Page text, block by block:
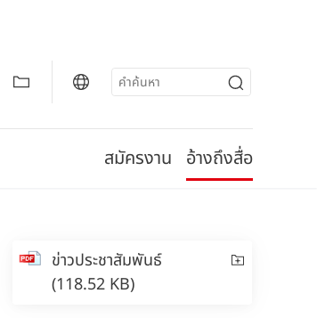
สมัครงาน อ้างถึงสื่อ
ข่าวประชาสัมพันธ์
(118.52 KB)